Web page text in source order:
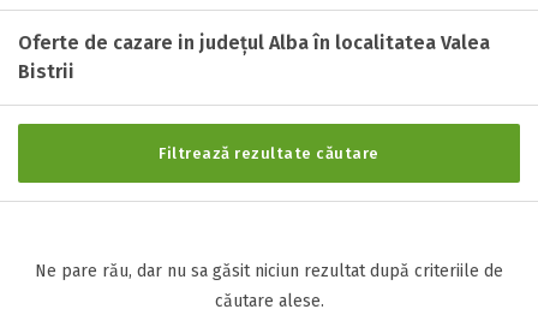
Oferte de cazare in județul Alba în localitatea Valea
Bistrii
Filtrează rezultate căutare
Neclasificat
1 stea / margareta
3 stele / margarete
4 stele / margarete
Selecteaza pretul
Ne pare rău, dar nu sa găsit niciun rezultat după criteriile de
căutare alese.